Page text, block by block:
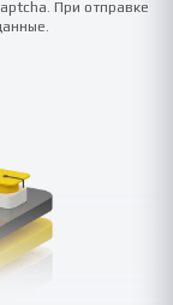
При отправке